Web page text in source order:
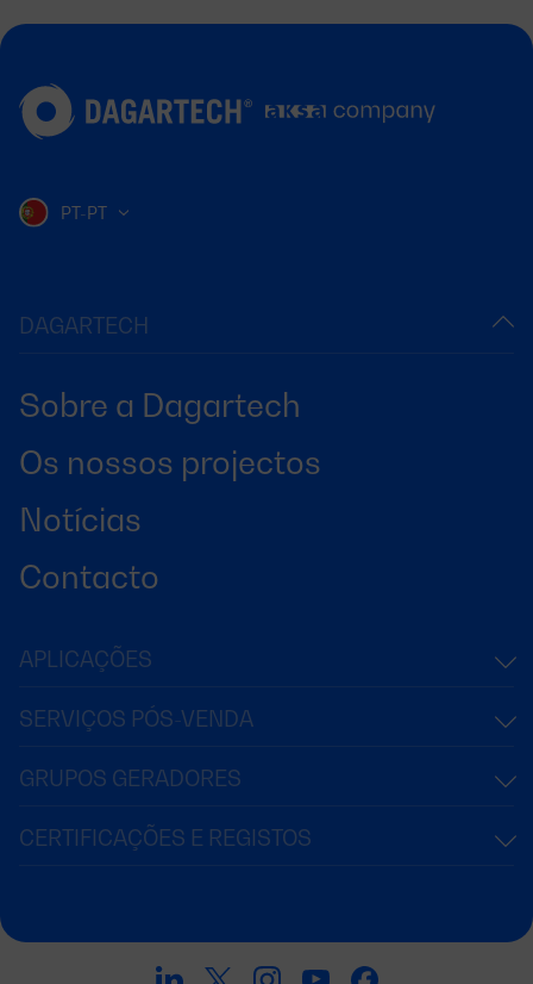
DAGARTECH
Sobre a Dagartech
Os nossos projectos
Notícias
Contacto
PT-PT
APLICAÇÕES
SERVIÇOS PÓS-VENDA
GRUPOS GERADORES
CERTIFICAÇÕES E REGISTOS